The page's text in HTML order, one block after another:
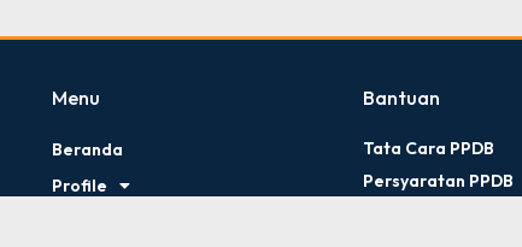
Menu
Beranda
Profile
Bantuan
Tata Cara PPDB
Persyaratan PPDB